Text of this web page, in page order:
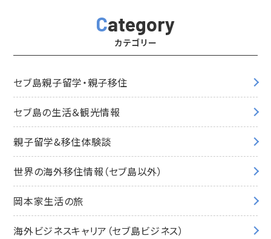
Category
カテゴリー
セブ島親子留学・親子移住
セブ島の生活＆観光情報
親子留学&移住体験談
世界の海外移住情報（セブ島以外）
岡本家生活の旅
海外ビジネスキャリア（セブ島ビジネス）